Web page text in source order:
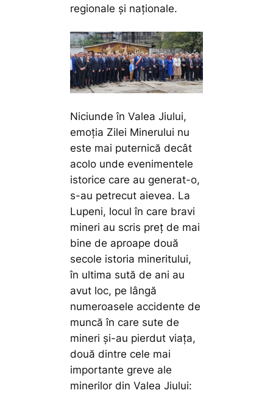
regionale și naționale.
Niciunde în Valea Jiului,
emoția Zilei Minerului nu
este mai puternică decât
acolo unde evenimentele
istorice care au generat-o,
s-au petrecut aievea. La
Lupeni, locul în care bravi
mineri au scris preț de mai
bine de aproape două
secole istoria mineritului,
în ultima sută de ani au
avut loc, pe lângă
numeroasele accidente de
muncă în care sute de
mineri și-au pierdut viața,
două dintre cele mai
importante greve ale
minerilor din Valea Jiului: